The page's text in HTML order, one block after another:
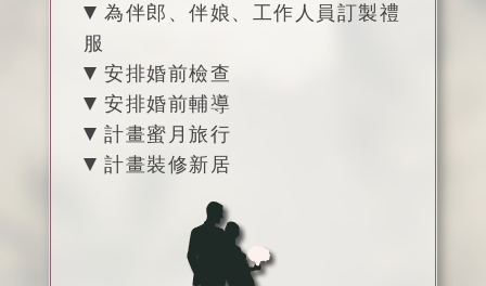
為伴郎、伴娘、工作人員訂製禮
服
安排婚前檢查
安排婚前輔導
計畫蜜月旅行
計畫裝修新居